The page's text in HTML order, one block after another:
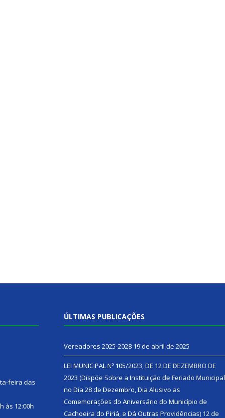
feira das
às 12:00h
ÚLTIMAS PUBLICAÇÕES
Vereadores 2025-2028 19 de abril de 2025
LEI MUNICIPAL Nº 105/2023, DE 12 DE DEZEMBRO DE
2023 (Dispõe Sobre a Instituição de Feriado Municipal
no Dia 28 de Dezembro, Dia Alusivo as
Comemorações do Aniversário do Município de
Cachoeira do Piriá, e Dá Outras Providências) 12 de